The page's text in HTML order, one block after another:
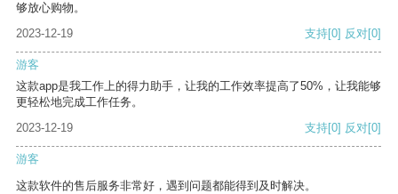
够放心购物。
2023-12-19
支持[0] 反对[0]
游客
这款app是我工作上的得力助手，让我的工作效率提高了50%，让我能够
更轻松地完成工作任务。
2023-12-19
支持[0] 反对[0]
游客
这款软件的售后服务非常好，遇到问题都能得到及时解决。